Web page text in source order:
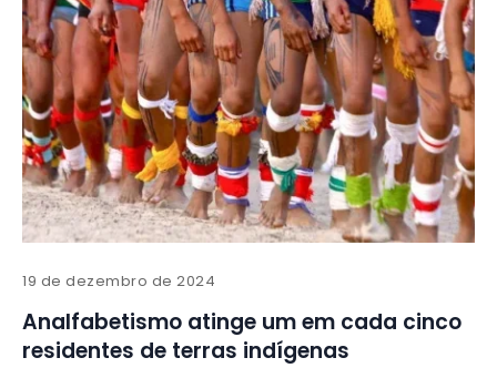
19 de dezembro de 2024
Analfabetismo atinge um em cada cinco
residentes de terras indígenas